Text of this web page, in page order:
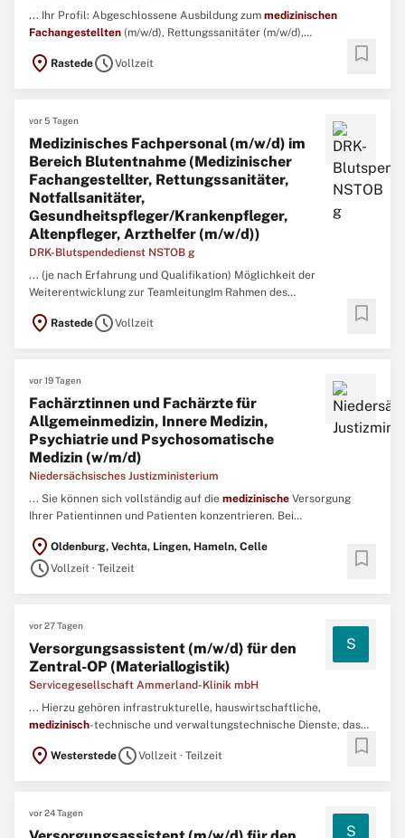
... Ihr Profil: Abgeschlossene Ausbildung zum medizinischen
Fachangestellten (m/w/d), Rettungssanitäter (m/w/d),
location_on RastedescheduleVollzeit bookmark
vor 5 Tagen
Medizinisches Fachpersonal (m/w/d) im
Bereich Blutentnahme (Medizinischer
Fachangestellter, Rettungssanitäter,
Notfallsanitäter,
Gesundheitspfleger/Krankenpfleger,
Altenpfleger, Arzthelfer (m/w/d))
DRK-Blutspendedienst NSTOB g
... (je nach Erfahrung und Qualifikation) Möglichkeit der
Weiterentwicklung zur TeamleitungIm Rahmen des
Hospitation bei unseren Spendeterminen.Ihr Profil:Abgeschlossene
location_on RastedescheduleVollzeit bookmark
vor 19 Tagen
Fachärztinnen und Fachärzte für
Allgemeinmedizin, Innere Medizin,
Psychiatrie und Psychosomatische
Medizin (w/m/d)
Niedersächsisches Justizministerium
... Sie können sich vollständig auf die medizinische Versorgung
Ihrer Patientinnen und Patienten konzentrieren. Bei
Möglichkeit arbeits- und betriebsmedizinische Aufgaben zu
übernehmen. ...
location_on Oldenburg, Vechta, Lingen, Hameln, Celle
scheduleVollzeit · Teilzeit bookmark
vor 27 Tagen
Versorgungsassistent (m/w/d) für den
Zentral-OP (Materiallogistik)
Servicegesellschaft Ammerland-Klinik mbH
S
... Hierzu gehören infrastrukturelle, hauswirtschaftliche,
medizinisch-technische und verwaltungstechnische Dienste, das
technische Gebäude- und Gerätemanagement sowie die ärztliche
Assistenz. ...
location_on WesterstedescheduleVollzeit · Teilzeit bookmark
vor 24 Tagen
S